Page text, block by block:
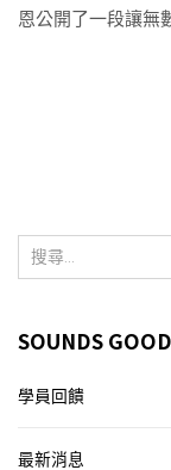
恩公開了一段讓無
SOUNDS
學員回饋
最新消息